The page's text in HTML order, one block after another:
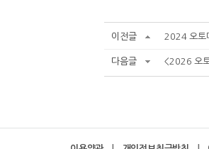
이전글 2024 오토
다음글 <2026 오